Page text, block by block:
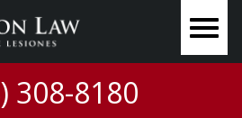
308-8180